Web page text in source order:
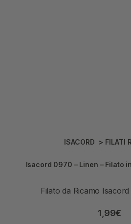
ISACORD > FILATI
Isacord 0970 – Linen – Filato
Filato da Ricamo
1,99€